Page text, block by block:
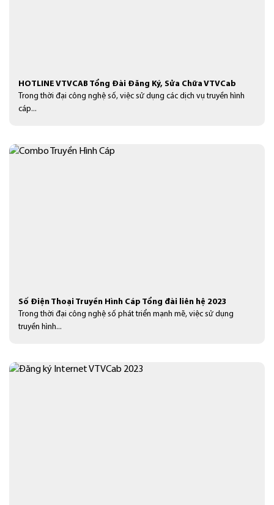
HOTLINE VTVCAB Tổng Đài Đăng Ký, Sửa Chữa VTVCab
Trong thời đại công nghệ số, việc sử dụng các dịch vụ truyền hình
cáp...
Số Điện Thoại Truyền Hình Cáp Tổng đài liên hệ 2023
Trong thời đại công nghệ số phát triển mạnh mẽ, việc sử dụng
truyền hình...